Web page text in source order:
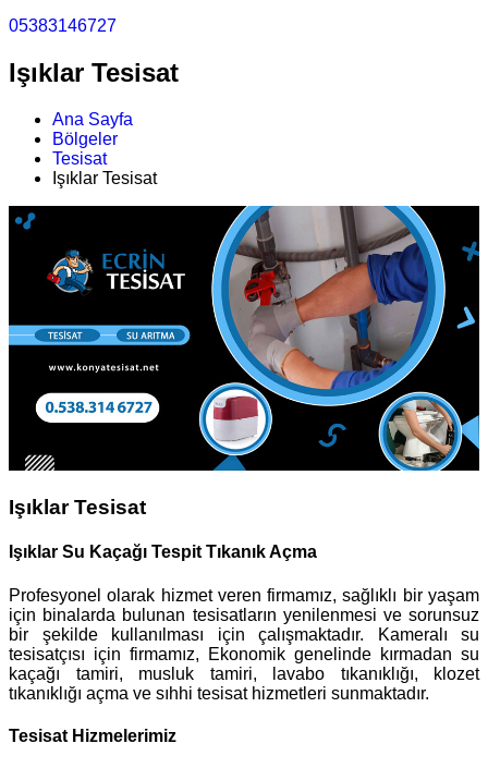
05383146727
Işıklar Tesisat
Ana Sayfa
Bölgeler
Tesisat
Işıklar Tesisat
Işıklar Tesisat
Işıklar Su Kaçağı Tespit Tıkanık Açma
Profesyonel olarak hizmet veren firmamız, sağlıklı bir yaşam
için binalarda bulunan tesisatların yenilenmesi ve sorunsuz
bir şekilde kullanılması için çalışmaktadır. Kameralı su
tesisatçısı için firmamız, Ekonomik genelinde kırmadan su
kaçağı tamiri, musluk tamiri, lavabo tıkanıklığı, klozet
tıkanıklığı açma ve sıhhi tesisat hizmetleri sunmaktadır.
Tesisat Hizmelerimiz